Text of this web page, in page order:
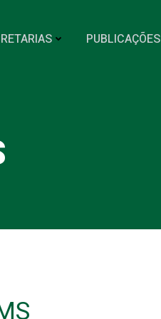
PUBLICAÇÕES